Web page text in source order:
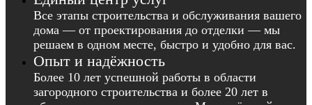
Все этапы строительства и обслуживания вашего
дома — от проектирования до отделки — мы
решаем в одном месте, быстро и удобно для вас.
Опыт и надёжность
Более 10 лет успешной работы в области
загородного строительства и более 20 лет в